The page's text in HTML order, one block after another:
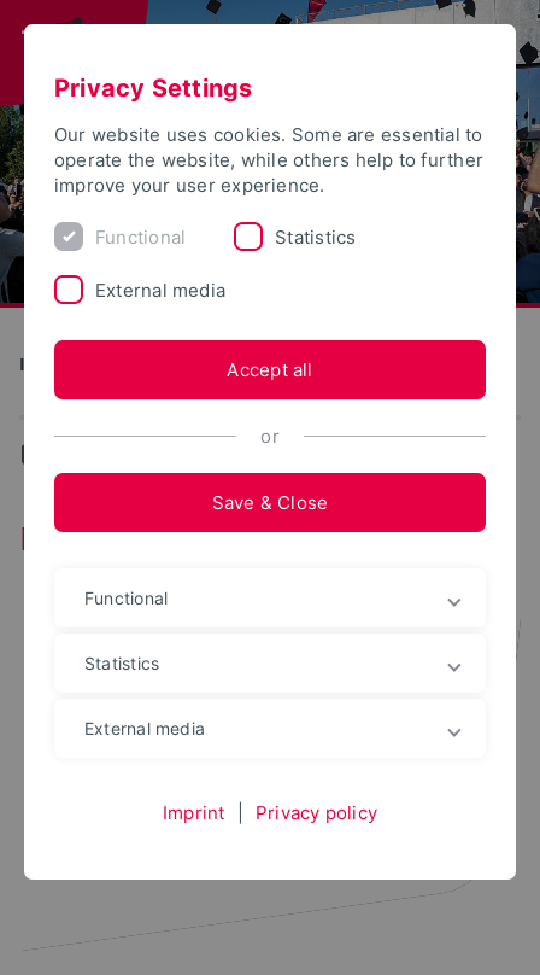
Institute for Life Science Technologies
News
Privacy Settings
Our website uses cookies. Some are essential to
operate the website, while others help to further
improve your user experience.
Functional Statistics
External media
Accept all
or
Save & Close
Functional
Statistics
External media
Imprint Privacy policy